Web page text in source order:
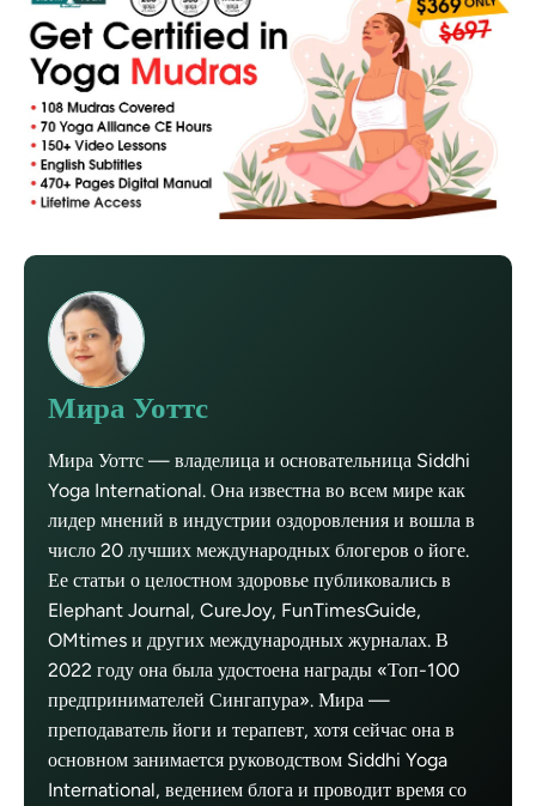
Мира Уоттс
Мира Уоттс — владелица и основательница Siddhi
Yoga International. Она известна во всем мире как
лидер мнений в индустрии оздоровления и вошла в
число 20 лучших международных блогеров о йоге.
Ее статьи о целостном здоровье публиковались в
Elephant Journal, CureJoy, FunTimesGuide,
OMtimes и других международных журналах. В
2022 году она была удостоена награды «Топ-100
предпринимателей Сингапура». Мира —
преподаватель йоги и терапевт, хотя сейчас она в
основном занимается руководством Siddhi Yoga
International, ведением блога и проводит время со